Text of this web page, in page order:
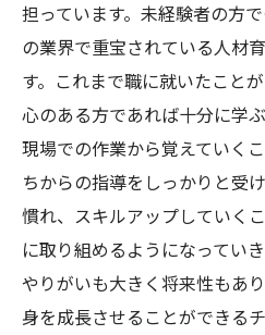
担っています。未経験者の方
の業界で重宝されている人材
す。これまで職に就いたこと
心のある方であれば十分に学
現場での作業から覚えていく
ちからの指導をしっかりと受
慣れ、スキルアップしていく
に取り組めるようになってい
やりがいも大きく将来性もあ
身を成長させることができる